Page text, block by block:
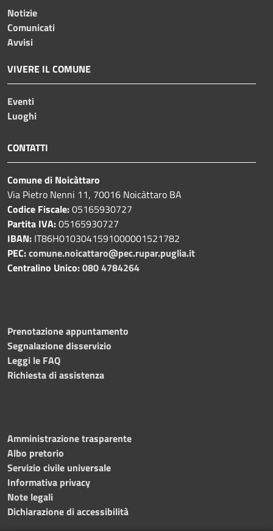
Notizie
Comunicati
Avvisi
VIVERE IL COMUNE
Eventi
Luoghi
CONTATTI
Comune di Noicàttaro
Via Pietro Nenni 11, 70016 Noicàttaro BA
Codice Fiscale:05165930727
Partita IVA:05165930727
IBAN: IT86H0103041591000001521782
PEC:comune.noicattaro@pec.rupar.puglia.it
Centralino Unico:080 4784264
Prenotazione appuntamento
Segnalazione disservizio
Leggi le FAQ
Richiesta di assistenza
Amministrazione trasparente
Albo pretorio
Servizio civile universale
Informativa privacy
Note legali
Dichiarazione di accessibilità